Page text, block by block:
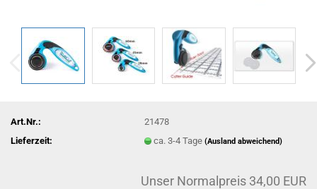
Art.Nr.:
21478
Lieferzeit:
ca. 3-4 Tage(Ausland abweichend)
Unser Normalpreis 34,00 EUR